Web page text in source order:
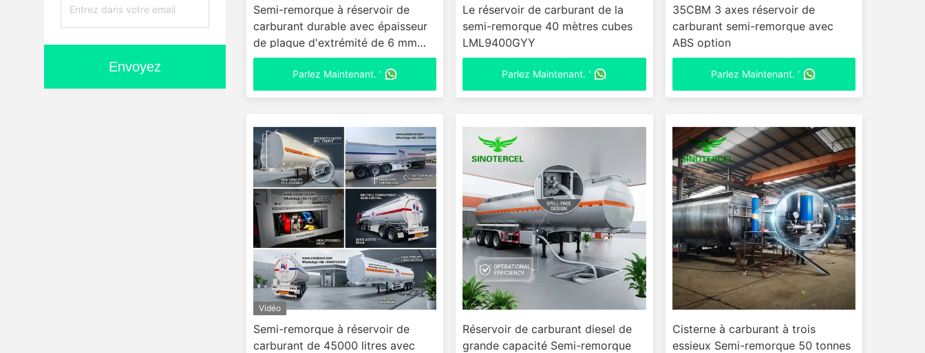
Envoyez
Semi-remorque à réservoir de
carburant durable avec épaisseur
de plaque d'extrémité de 6 mm
50#90# Kingpin et capacité de
45000 litresParlez Maintenant. '
Le réservoir de carburant de la
semi-remorque 40 mètres cubes
LML9400GYY
Parlez Maintenant. '
35CBM 3 axes réservoir de
carburant semi-remorque avec
ABS option
Parlez Maintenant. '
Vidéo
Semi-remorque à réservoir de
carburant de 45000 litres avec
Réservoir de carburant diesel de
grande capacité Semi-remorque
Cisterne à carburant à trois
essieux Semi-remorque 50 tonnes